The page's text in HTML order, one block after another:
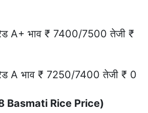
A+ भाव ₹ 7400/7500 तेजी ₹
A भाव ₹ 7250/7400 तेजी ₹ 0
Basmati Rice Price)